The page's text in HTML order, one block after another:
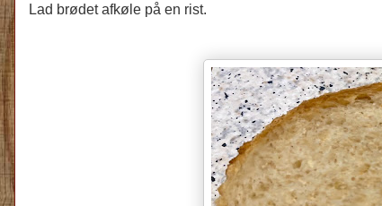
Lad brødet afkøle på en rist.